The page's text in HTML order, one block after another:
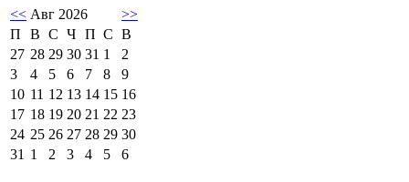
<< Авг 2026
>>
П
В С Ч П С В
27 28 29 30 31 1
2
3
4 5 6 7 8
9
10 11 12 13 14 15 16
17 18 19 20 21 22 23
24 25 26 27 28 29 30
31 1 2 3 4 5 6